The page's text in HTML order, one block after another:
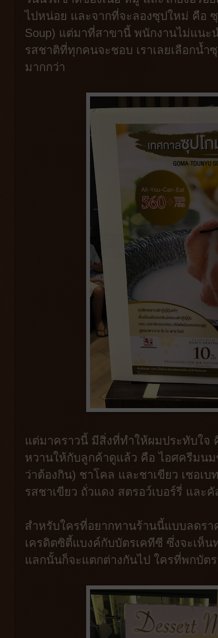
ไปหน่อย และจากที่จะลองซุปใหม่ คือ
Soup) แต่มาที่สาขานี้ พนักงานไม่แนะ
รสชาติที่ทุกคนจะชอบ เราเลยเลือกน้
มากกว่า
แต่มาคราวนี้ มีสิ่งที่ทำให้ผมประทับใจ
หวานให้กับลูกค้าดูแล้ว คือ ไอศครีมน
ว่าต้องกิน) ชาโคล และชาเขียว เชอเ
รสชาเขียว ถั่วแดง สตรอว์เบอร์รี่ และ
สำหรับใครที่อยากทานร้านนี้แบบลดร
เครดิตซิตี้แบงค์กับบัตรเคทีซี ซึ่งจะเห็
แลกนั้นก็จะแตกต่างกันไป ใครที่พกบัต